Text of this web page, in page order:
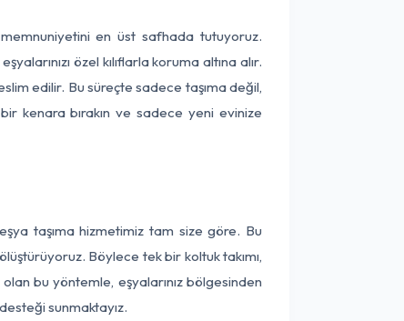
en üst safhada tutuyoruz.
özel kılıflarla koruma altına alır.
edilir. Bu süreçte sadece taşıma değil,
bir kenara bırakın ve sadece yeni evinize
taşıma hizmetimiz tam size göre. Bu
Böylece tek bir koltuk takımı,
bu yöntemle, eşyalarınız bölgesinden
sunmaktayız.